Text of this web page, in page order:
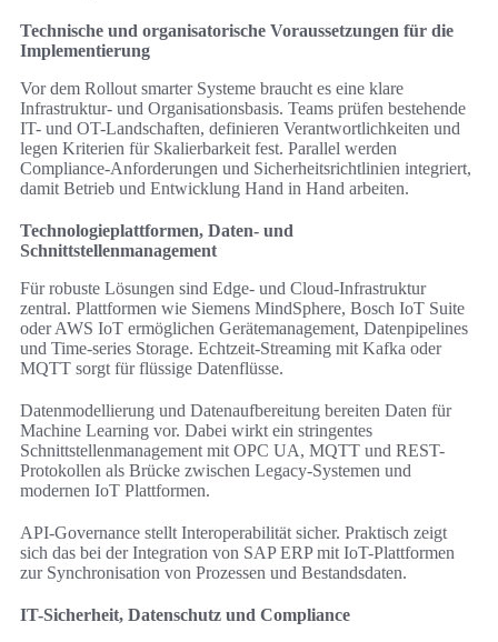
Technische und organisatorische Voraussetzungen für die
Implementierung
Vor dem Rollout smarter Systeme braucht es eine klare
Infrastruktur- und Organisationsbasis. Teams prüfen bestehende
IT- und OT-Landschaften, definieren Verantwortlichkeiten und
legen Kriterien für Skalierbarkeit fest. Parallel werden
Compliance-Anforderungen und Sicherheitsrichtlinien integriert,
damit Betrieb und Entwicklung Hand in Hand arbeiten.
Technologieplattformen, Daten- und
Schnittstellenmanagement
Für robuste Lösungen sind Edge- und Cloud-Infrastruktur
zentral. Plattformen wie Siemens MindSphere, Bosch IoT Suite
oder AWS IoT ermöglichen Gerätemanagement, Datenpipelines
und Time-series Storage. Echtzeit-Streaming mit Kafka oder
MQTT sorgt für flüssige Datenflüsse.
Datenmodellierung und Datenaufbereitung bereiten Daten für
Machine Learning vor. Dabei wirkt ein stringentes
Schnittstellenmanagement mit OPC UA, MQTT und REST-
Protokollen als Brücke zwischen Legacy-Systemen und
modernen IoT Plattformen.
API-Governance stellt Interoperabilität sicher. Praktisch zeigt
sich das bei der Integration von SAP ERP mit IoT-Plattformen
zur Synchronisation von Prozessen und Bestandsdaten.
IT-Sicherheit, Datenschutz und Compliance